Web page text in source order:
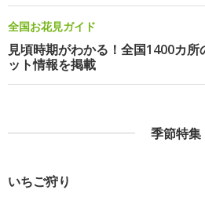
全国お花見ガイド
見頃時期がわかる！全国1400カ
ット情報を掲載
季節特集
いちご狩り